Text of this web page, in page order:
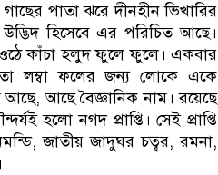
পাতা ঝরে দীনহীন ভিখারির
হিসেবে এর পরিচিত আছে।
ওঠে কাঁচা হলুদ ফুলে ফুলে। একবার
লম্বা ফলের জন্য লোকে একে
আছে বৈজ্ঞানিক নাম। রয়েছে
হলো নগদ প্রাপ্তি। সেই প্রাপ্তি
জাতীয় জাদুঘর চত্বর, রমনা,